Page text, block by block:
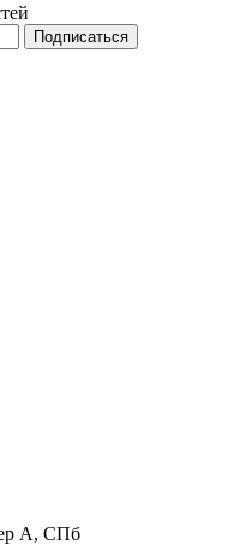
Подписаться
А, СПб